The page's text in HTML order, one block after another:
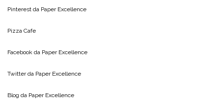
Pinterest da Paper Excellence
Pizza Cafe
Facebook da Paper Excellence
Twitter da Paper Excellence
Blog da Paper Excellence